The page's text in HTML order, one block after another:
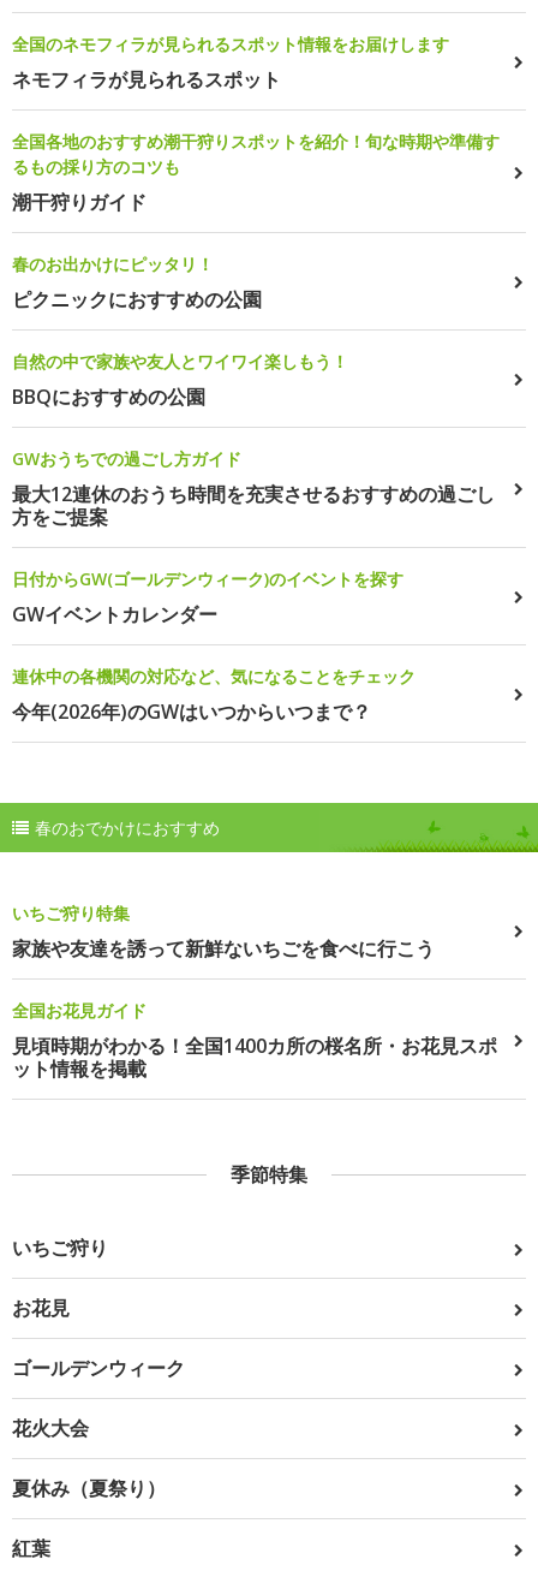
全国のネモフィラが見られるスポット情報をお届けします
ネモフィラが見られるスポット
全国各地のおすすめ潮干狩りスポットを紹介！旬な時期や準備す
るもの採り方のコツも
潮干狩りガイド
春のお出かけにピッタリ！
ピクニックにおすすめの公園
自然の中で家族や友人とワイワイ楽しもう！
BBQにおすすめの公園
GWおうちでの過ごし方ガイド
最大12連休のおうち時間を充実させるおすすめの過ごし
方をご提案
日付からGW(ゴールデンウィーク)のイベントを探す
GWイベントカレンダー
連休中の各機関の対応など、気になることをチェック
今年(2026年)のGWはいつからいつまで？
春のおでかけにおすすめ
いちご狩り特集
家族や友達を誘って新鮮ないちごを食べに行こう
全国お花見ガイド
見頃時期がわかる！全国1400カ所の桜名所・お花見スポ
ット情報を掲載
季節特集
いちご狩り
お花見
ゴールデンウィーク
花火大会
夏休み（夏祭り）
紅葉